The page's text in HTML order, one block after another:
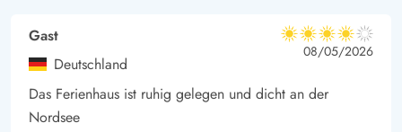
Gast
Deutschland
4 von 5
4 von 5
4 out of 5
08/05/2026
Das Ferienhaus ist ruhig gelegen und dicht an der
Nordsee